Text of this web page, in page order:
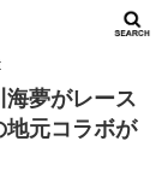
海夢がレース
地元コラボが